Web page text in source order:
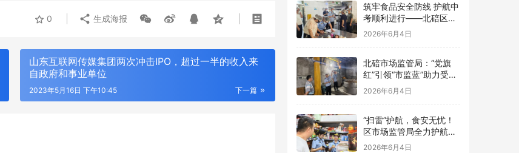
0 生成海报
山东互联网传媒集团两次冲击IPO，超过一半的收入来
自政府和事业单位
下一篇
2023年5月16日 下午10:45
筑牢食品安全防线 护航中
考顺利进行——北碚区茨
竹镇开展华蓥中学中考考
点食品安全考前检查
2026年6月4日
北碚市场监管局：“党旗
红”引领“市监蓝”助力受灾
食品生产经营主体复工复
2026年6月4日
“扫雷”护航，食安无忧！
区市场监管局全力护航中
高考
2026年6月4日